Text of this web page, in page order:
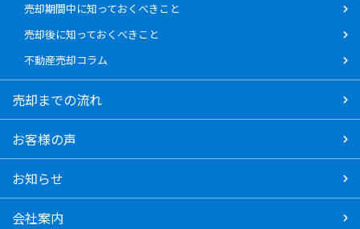
売却期間中に知っておくべきこと
売却後に知っておくべきこと
不動産売却コラム
売却までの流れ
お客様の声
お知らせ
会社案内